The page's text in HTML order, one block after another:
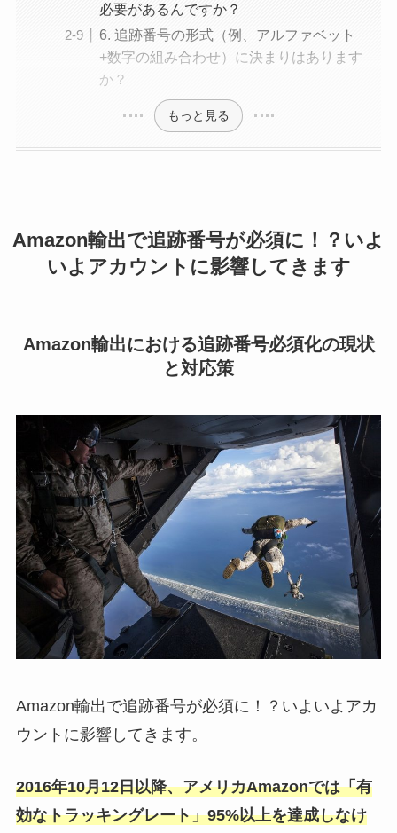
必要があるんですか？
6. 追跡番号の形式（例、アルファベット
+数字の組み合わせ）に決まりはあります
か？
もっと見る
Amazon輸出で追跡番号が必須に！？いよ
いよアカウントに影響してきます
Amazon輸出における追跡番号必須化の現状
と対応策
Amazon輸出で追跡番号が必須に！？いよいよアカ
ウントに影響してきます。
2016年10月12日以降、アメリカAmazonでは「有
効なトラッキングレート」95%以上を達成しなけ